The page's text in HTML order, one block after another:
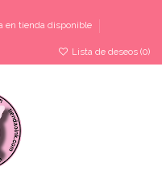
en tienda disponible
Lista de deseos (0)